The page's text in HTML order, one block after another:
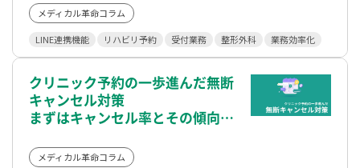
メディカル革命コラム
LINE連携機能 リハビリ予約 受付業務 整形外科 業務効率化
クリニック予約の一歩進んだ無断
キャンセル対策
まずはキャンセル率とその傾向を
メディカル革命コラム